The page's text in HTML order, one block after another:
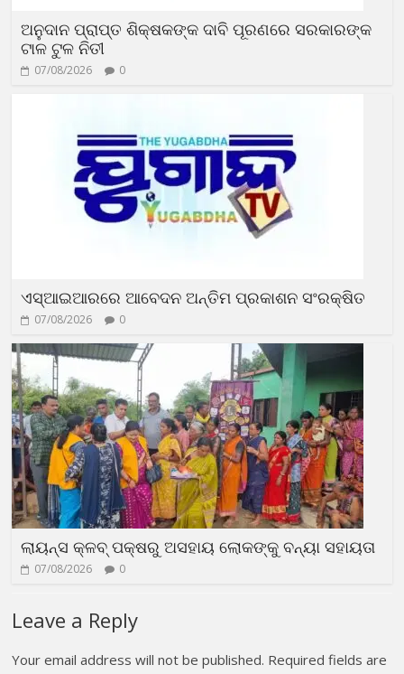
ଅନୁଦାନ ପ୍ରାପ୍ତ ଶିକ୍ଷକଙ୍କ ଦାବି ପୂରଣରେ ସରକାରଙ୍କ
ଟାଳ ଟୁଳ ନିତୀ
07/08/2026 0
ଏସ୍‌ଆଇଆରରେ ଆବେଦନ ଅନ୍ତିମ ପ୍ରକାଶନ ସଂରକ୍ଷିତ
07/08/2026 0
ଲାୟନ୍ସ କ୍ଳବ୍ ପକ୍ଷରୁ ଅସହାୟ ଲୋକଙ୍କୁ ବନ୍ୟା ସହାୟତା
07/08/2026 0
Leave a Reply
Your email address will not be published. Required fields are